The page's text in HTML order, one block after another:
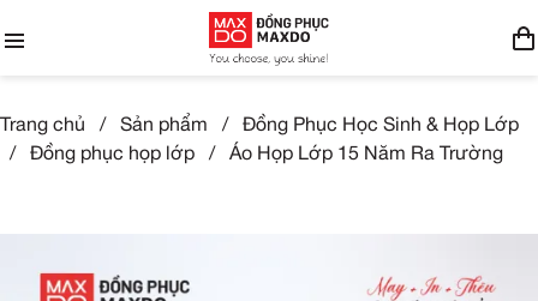
Trang chủ / Sản phẩm /
Đồng Phục Học Sinh & Họp Lớp
/
Đồng phục họp lớp / Áo Họp Lớp 15 Năm Ra Trường